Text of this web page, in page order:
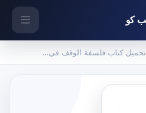
تحميل كتاب فلسفة الوقف في الفقه الإسلامي PDF تأليف د. برهان زريق مجانا [كامل]